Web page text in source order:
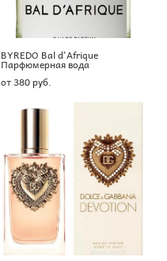
BYREDO Bal d'Afrique
Парфюмерная вода
от 380 pуб.